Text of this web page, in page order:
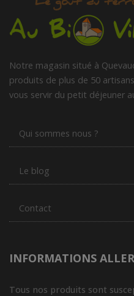
Notre magasin situé à
produits de plus de 50
vous servir du petit déjeuner
Qui sommes nous ?
Le blog
Contact
INFORMATIONS
Tous nos produits sont